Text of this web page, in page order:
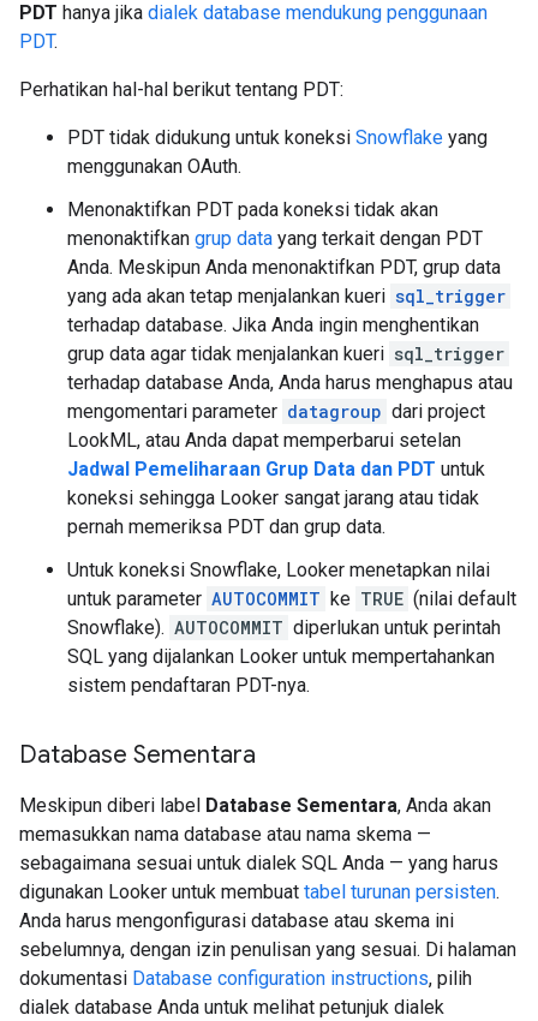
PDT hanya jika dialek database mendukung penggunaan
PDT.
Perhatikan hal-hal berikut tentang PDT:
PDT tidak didukung untuk koneksi Snowflake yang
menggunakan OAuth.
Menonaktifkan PDT pada koneksi tidak akan
menonaktifkan grup data yang terkait dengan PDT
Anda. Meskipun Anda menonaktifkan PDT, grup data
yang ada akan tetap menjalankan kueri sql_trigger
terhadap database. Jika Anda ingin menghentikan
grup data agar tidak menjalankan kueri sql_trigger
terhadap database Anda, Anda harus menghapus atau
mengomentari parameter datagroup dari project
LookML, atau Anda dapat memperbarui setelan
Jadwal Pemeliharaan Grup Data dan PDT untuk
koneksi sehingga Looker sangat jarang atau tidak
pernah memeriksa PDT dan grup data.
Untuk koneksi Snowflake, Looker menetapkan nilai
untuk parameter AUTOCOMMIT ke TRUE (nilai default
Snowflake). AUTOCOMMIT diperlukan untuk perintah
SQL yang dijalankan Looker untuk mempertahankan
sistem pendaftaran PDT-nya.
Database Sementara
Meskipun diberi label Database Sementara, Anda akan
memasukkan nama database atau nama skema —
sebagaimana sesuai untuk dialek SQL Anda — yang harus
digunakan Looker untuk membuat tabel turunan persisten.
Anda harus mengonfigurasi database atau skema ini
sebelumnya, dengan izin penulisan yang sesuai. Di halaman
dokumentasi Database configuration instructions, pilih
dialek database Anda untuk melihat petunjuk dialek